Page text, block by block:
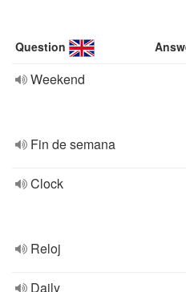
Question
Weekend
Fin de semana
Clock
Reloj
Daily